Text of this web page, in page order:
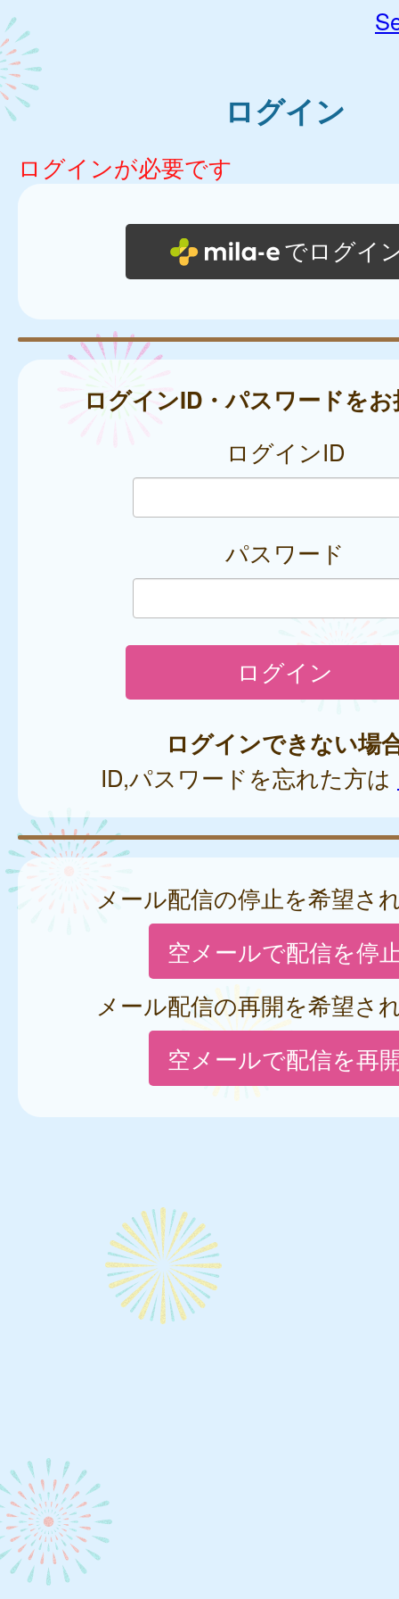
ログイン
ログインが必要です
でログイ
ログインID・パスワードを
ログインID
パスワード
ログインできない場
ID,パスワードを忘れた方は
メール配信の停止を希望さ
空メールで配信を停
メール配信の再開を希望さ
空メールで配信を再